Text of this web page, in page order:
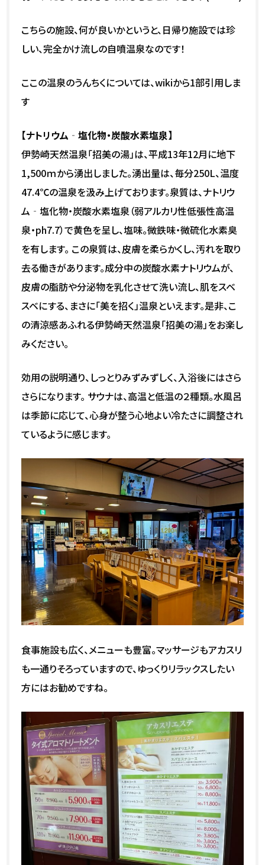
こちらの施設、何が良いかというと、日帰り施設では珍
しい、完全かけ流しの自噴温泉なのです！
ここの温泉のうんちくについては、wikiから1部引用しま
す
【ナトリウム‐塩化物・炭酸水素塩泉】
伊勢崎天然温泉「招美の湯」は、平成13年12月に地下
1,500ｍから湧出しました。湧出量は、毎分250L、温度
47.4℃の温泉を汲み上げております。泉質は、ナトリウ
ム‐塩化物・炭酸水素塩泉（弱アルカリ性低張性高温
泉・ph7.7）で黄色を呈し、塩味。微鉄味・微硫化水素臭
を有します。 この泉質は、皮膚を柔らかくし、汚れを取り
去る働きがあります。成分中の炭酸水素ナトリウムが、
皮膚の脂肪や分泌物を乳化させて洗い流し、肌をスベ
スベにする、まさに「美を招く」温泉といえます。是非、こ
の清涼感あふれる伊勢崎天然温泉「招美の湯」をお楽し
みください。
効用の説明通り、しっとりみずみずしく、入浴後にはさら
さらになります。 サウナは、高温と低温の２種類。水風呂
は季節に応じて、心身が整う心地よい冷たさに調整され
ているように感じます。
食事施設も広く、メニューも豊富。マッサージもアカスリ
も一通りそろっていますので、ゆっくりリラックスしたい
方にはお勧めですね。